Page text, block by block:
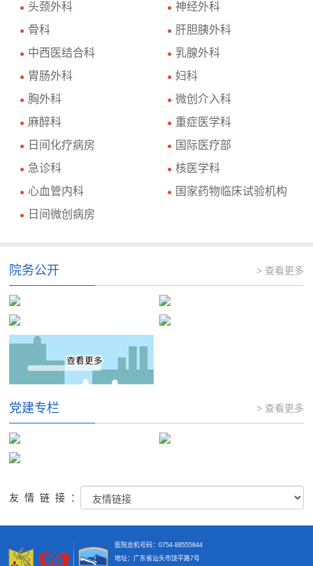
● 头颈外科 ● 神经外科
● 骨科 ● 肝胆胰外科
● 中西医结合科 ● 乳腺外科
● 胃肠外科 ● 妇科
● 胸外科 ● 微创介入科
● 麻醉科 ● 重症医学科
● 日间化疗病房 ● 国际医疗部
● 急诊科 ● 核医学科
● 心血管内科 ● 国家药物临床试验机构
● 日间微创病房
院务公开 > 查看更多
党建专栏 > 查看更多
友情链接：
医院总机号码：0754-88555844
地址：广东省汕头市饶平路7号